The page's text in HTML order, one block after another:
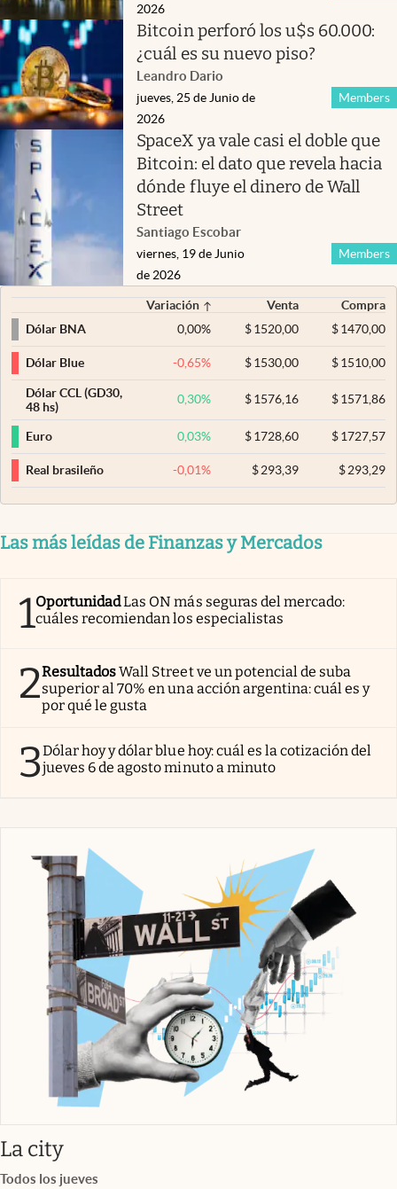
2026
Bitcoin perforó los u$s 60.000:
¿cuál es su nuevo piso?
Leandro Dario
Members
jueves, 25 de Junio de
2026
SpaceX ya vale casi el doble que
Bitcoin: el dato que revela hacia
dónde fluye el dinero de Wall
Street
Santiago Escobar
Members
viernes, 19 de Junio
de 2026
Variación Venta
Compra
Dólar BNA
0,00% $ 1520,00 $1470,00
Dólar Blue -0,65% $ 1530,00 $1510,00
Dólar CCL (GD30,
48 hs)
0,30% $ 1576,16 $1571,86
Euro 0,03% $ 1728,60 $1727,57
Real brasileño -0,01% $ 293,39 $293,29
Las más leídas de Finanzas y Mercados
1OportunidadLas ON más seguras del mercado:
cuáles recomiendan los especialistas
2ResultadosWall Street ve un potencial de suba
superior al 70% en una acción argentina: cuál es y
por qué le gusta
3Dólar hoy y dólar blue hoy: cuál es la cotización del
jueves 6 de agosto minuto a minuto
La cityabre en nueva pestaña
Todos los jueves